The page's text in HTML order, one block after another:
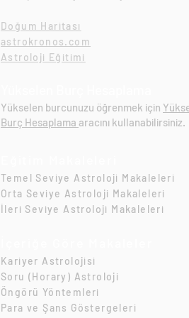
Doğum Haritası
astrokronos.com
Astroloji Eğitimi
Yükselen burcunuzu öğrenmek için
Burç Hesaplama aracını kullanabilirsiniz.
Temel Seviye Astroloji Makaleleri​
Orta Seviye Astroloji Makaleleri​
İleri Seviye Astroloji Makaleleri​
Kariyer Astrolojisi
Soru (Horary) Astroloji
Öngörü Yöntemleri
Para ve Şans Göstergeleri